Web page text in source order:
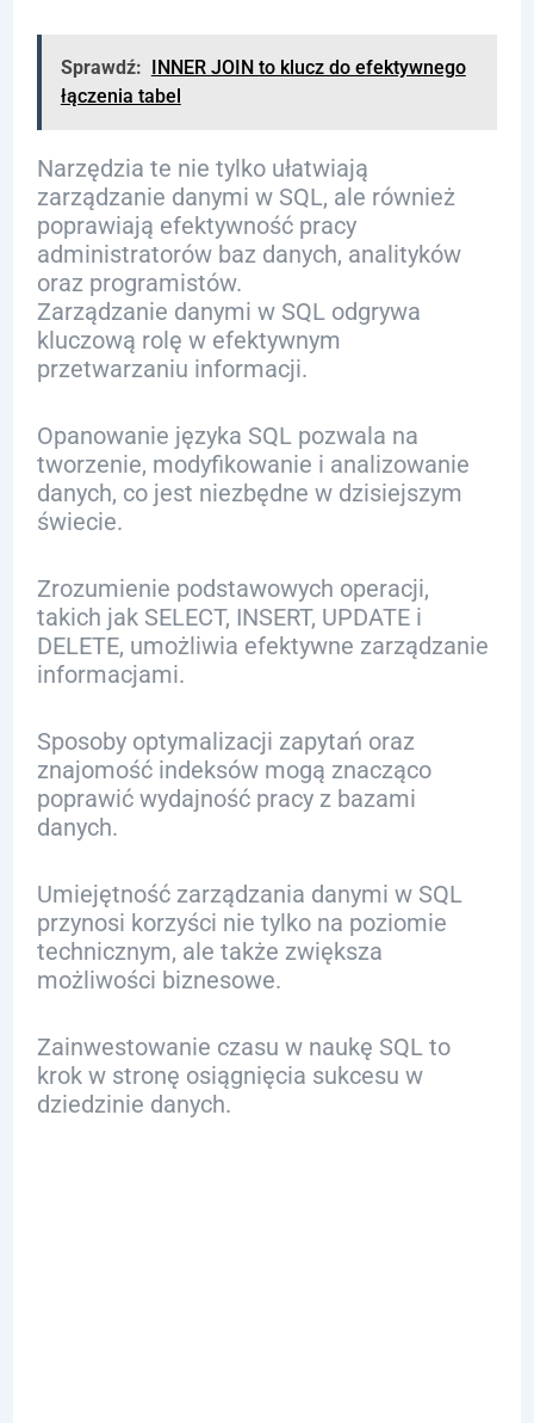
Sprawdź: INNER JOIN to klucz do efektywnego
łączenia tabel
Narzędzia te nie tylko ułatwiają
zarządzanie danymi w SQL, ale również
poprawiają efektywność pracy
administratorów baz danych, analityków
oraz programistów.
Zarządzanie danymi w SQL odgrywa
kluczową rolę w efektywnym
przetwarzaniu informacji.
Opanowanie języka SQL pozwala na
tworzenie, modyfikowanie i analizowanie
danych, co jest niezbędne w dzisiejszym
świecie.
Zrozumienie podstawowych operacji,
takich jak SELECT, INSERT, UPDATE i
DELETE, umożliwia efektywne zarządzanie
informacjami.
Sposoby optymalizacji zapytań oraz
znajomość indeksów mogą znacząco
poprawić wydajność pracy z bazami
danych.
Umiejętność zarządzania danymi w SQL
przynosi korzyści nie tylko na poziomie
technicznym, ale także zwiększa
możliwości biznesowe.
Zainwestowanie czasu w naukę SQL to
krok w stronę osiągnięcia sukcesu w
dziedzinie danych.